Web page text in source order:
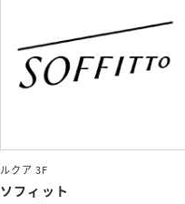
ルクア 3F
ソフィット